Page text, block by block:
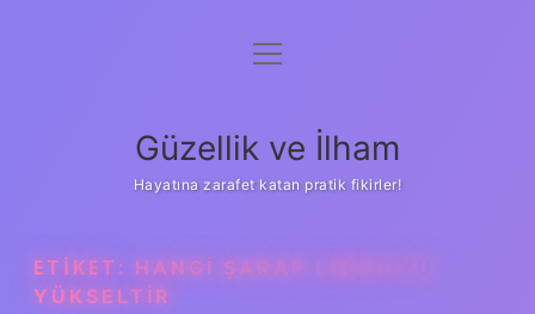
Anasayfa
Yasal Uyarı
menüyü
Güzellik ve İlham
Hayatına zarafet katan pratik fikirler!
ETIKET: HANGI ŞARAP LIBIDOYU
YÜKSELTIR